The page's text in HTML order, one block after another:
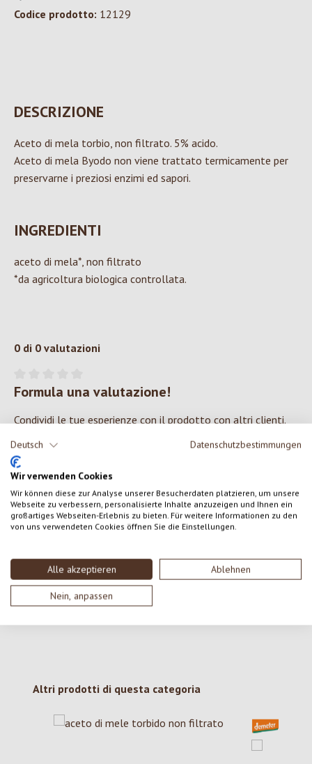
Deutsch Datenschutzbestimmungen
Wir verwenden Cookies
Wir können diese zur Analyse unserer Besucherdaten platzieren, um unsere
Webseite zu verbessern, personalisierte Inhalte anzuzeigen und Ihnen ein
großartiges Webseiten-Erlebnis zu bieten. Für weitere Informationen zu den
von uns verwendeten Cookies öffnen Sie die Einstellungen.
Alle akzeptieren Ablehnen
Nein, anpassen
Codice prodotto: 12129
DESCRIZIONE
Aceto di mela torbio, non filtrato. 5% acido.
Aceto di mela Byodo non viene trattato termicamente per
preservarne i preziosi enzimi ed sapori.
INGREDIENTI
aceto di mela*, non filtrato
*da agricoltura biologica controllata.
0 di 0 valutazioni
Valutazione media di 0 su 5 stelle
Formula una valutazione!
Condividi le tue esperienze con il prodotto con altri clienti.
Visualizza le valutazioni solo nella lingua corrente.
con gli altri.
Salta la galleria dei prodotti
Altri prodotti di questa categoria